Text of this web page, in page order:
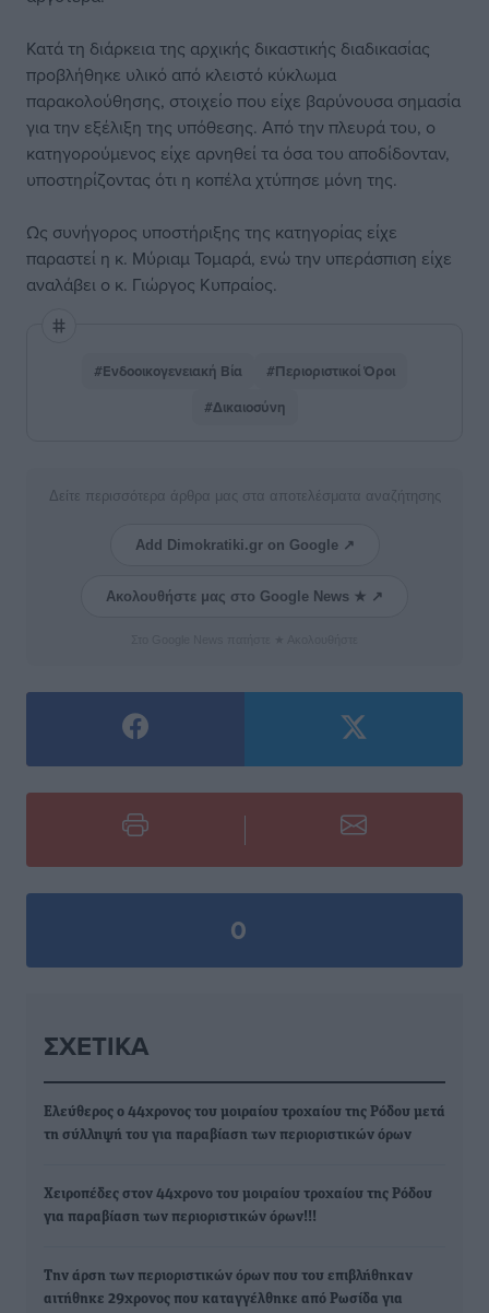
Κατά τη διάρκεια της αρχικής δικαστικής διαδικασίας
προβλήθηκε υλικό από κλειστό κύκλωμα
παρακολούθησης, στοιχείο που είχε βαρύνουσα σημασία
για την εξέλιξη της υπόθεσης. Από την πλευρά του, ο
κατηγορούμενος είχε αρνηθεί τα όσα του αποδίδονταν,
υποστηρίζοντας ότι η κοπέλα χτύπησε μόνη της.
Ως συνήγορος υποστήριξης της κατηγορίας είχε
παραστεί η κ. Μύριαμ Τομαρά, ενώ την υπεράσπιση είχε
αναλάβει ο κ. Γιώργος Κυπραίος.
#Ενδοοικογενειακή Βία
#Περιοριστικοί Όροι
#Δικαιοσύνη
Δείτε περισσότερα άρθρα μας στα αποτελέσματα αναζήτησης
Add Dimokratiki.gr on Google ↗
Ακολουθήστε μας στο Google News ★ ↗
0
ΣΧΕΤΙΚΆ
Ελεύθερος ο 44χρονος του μοιραίου τροχαίου της Ρόδου μετά
τη σύλληψή του για παραβίαση των περιοριστικών όρων
Χειροπέδες στον 44χρονο του μοιραίου τροχαίου της Ρόδου
για παραβίαση των περιοριστικών όρων!!!
Την άρση των περιοριστικών όρων που του επιβλήθηκαν
αιτήθηκε 29χρονος που καταγγέλθηκε από Ρωσίδα για